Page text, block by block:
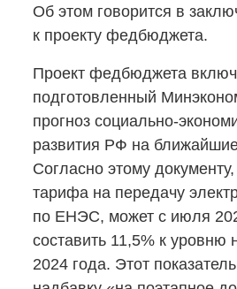
Об этом говорится в
к проекту федбюджета.
Проект федбюджета
подготовленный
прогноз социально-
развития РФ на
Согласно этому
тарифа на передачу
по ЕНЭС, может с июля
составить 11,5% к уровню
2024 года. Этот